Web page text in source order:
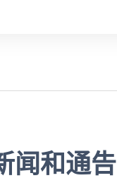
闻和通告